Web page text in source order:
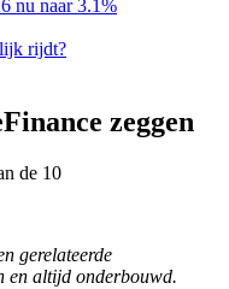
nu naar 3.1%
rijdt?
zeggen
de 10
gerelateerde
en altijd onderbouwd.